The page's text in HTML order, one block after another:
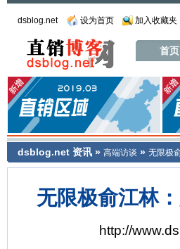
dsblog.net 设为首页 加入收藏夹
首页
dsblog.net 资讯 » 高端访谈 » 无限极
无限极俞江林
http://